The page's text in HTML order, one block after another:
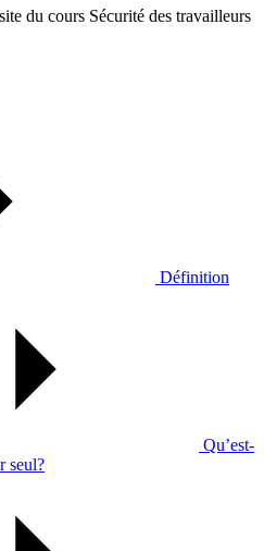
du cours Sécurité des travailleurs
Définition
Qu’est-
seul?